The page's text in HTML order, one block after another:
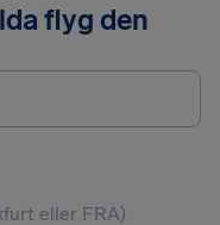
flyg den